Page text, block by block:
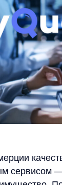
— она
По
на
подхода.